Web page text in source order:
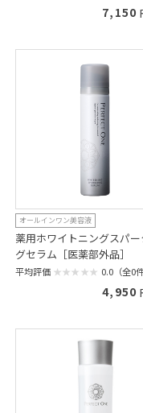
7,150
オールインワン美容液
薬用ホワイトニングスパ
グセラム［医薬部外品］
平均評価 0.0（全0件
4,950